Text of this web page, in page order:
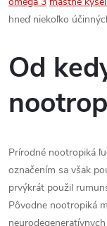
hneď niekoľko
Od
Prírodné nootropiká
označením sa však
prvýkrát použil
Pôvodne nootropiká